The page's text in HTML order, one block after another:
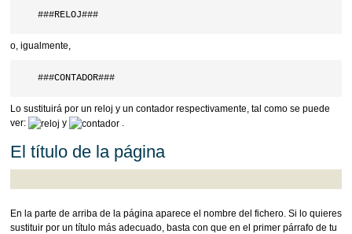
o, igualmente,
Lo sustituirá por un reloj y un contador respectivamente, tal como se puede
ver:
y .
El título de la página
En la parte de arriba de la página aparece el nombre del fichero. Si lo quieres
sustituir por un título más adecuado, basta con que en el primer párrafo de tu